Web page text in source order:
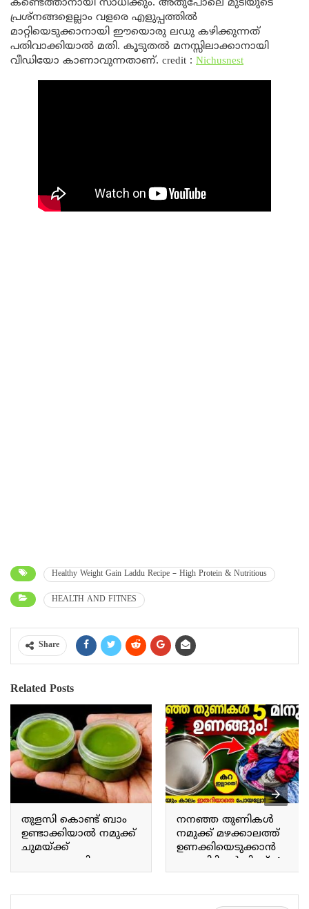
കണ്ടെത്താനായി സാധിക്കും. അതുപോലെ മുടിയുടെ
പ്രശ്നങ്ങളെല്ലാം വളരെ എളുപ്പത്തിൽ
മാറ്റിയെടുക്കാനായി ഈയൊരു ലഡു കഴിക്കുന്നത്
പതിവാക്കിയാൽ മതി. കൂടുതൽ മനസ്സിലാക്കാനായി
വീഡിയോ കാണാവുന്നതാണ്. credit : Nichusnest
Healthy Weight Gain Laddu Recipe – High Protein & Nutritious
HEALTH AND FITNES
Share
Related Posts
തുളസി കൊണ്ട് ബാം
ഉണ്ടാക്കിയാൽ നമുക്ക്
ചുമയ്ക്ക്
ജലദോഷത്തിനും
ഇതൊരു പരിഹാരം
നനഞ്ഞ തുണികൾ
നമുക്ക് മഴക്കാലത്ത്
ഉണക്കിയെടുക്കാൻ
ഒരു കിടിലൻ ട്രിക്ക്. A
great trick to dry wet